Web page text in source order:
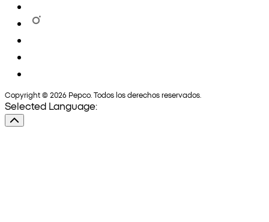
Copyright © 2026 Pepco. Todos los derechos reservados.
Selected Language: